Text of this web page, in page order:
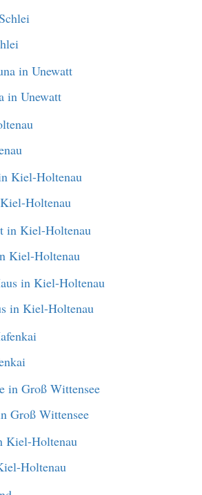
in Unewatt
Holtenau
Kiel-Holtenau
in Kiel-Holtenau
Groß Wittensee
Holtenau